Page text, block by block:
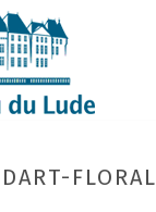
FLORAL